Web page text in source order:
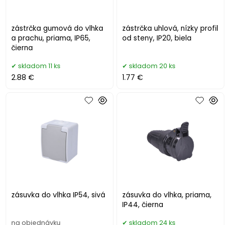
zástrčka gumová do vlhka
a prachu, priama, IP65,
čierna
skladom 11 ks
2.88 €
zástrčka uhlová, nízky profil
od steny, IP20, biela
skladom 20 ks
1.77 €
zásuvka do vlhka IP54, sivá
na objednávku
zásuvka do vlhka, priama,
IP44, čierna
skladom 24 ks